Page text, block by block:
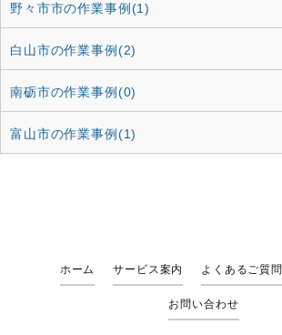
野々市市の作業事例(1)
白山市の作業事例(2)
南砺市の作業事例(0)
富山市の作業事例(1)
ホーム サービス案内 よくあるご質問
お問い合わせ